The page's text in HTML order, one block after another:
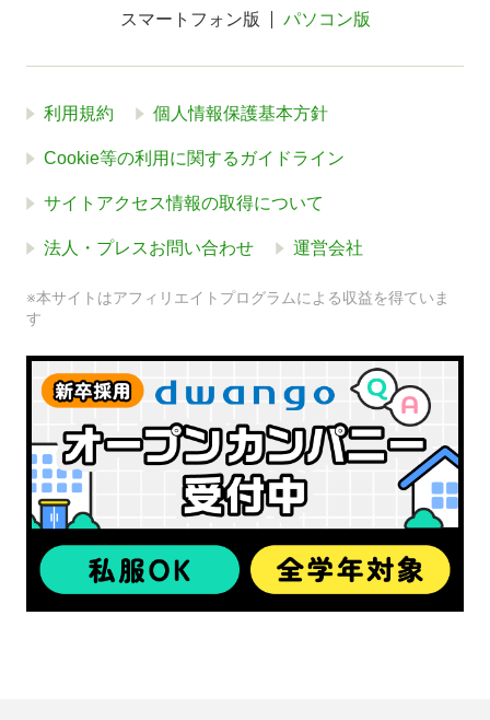
スマートフォン版 パソコン版
利用規約 個人情報保護基本方針
Cookie等の利用に関するガイドライン
サイトアクセス情報の取得について
法人・プレスお問い合わせ 運営会社
※本サイトはアフィリエイトプログラムによる収益を得ていま
す